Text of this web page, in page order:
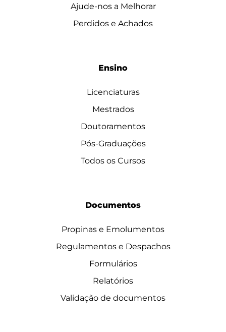
Ajude-nos a Melhorar
Perdidos e Achados
Ensino
Licenciaturas
Mestrados
Doutoramentos
Pós-Graduações
Todos os Cursos
Documentos
Propinas e Emolumentos
Regulamentos e Despachos
Formulários
Relatórios
Validação de documentos